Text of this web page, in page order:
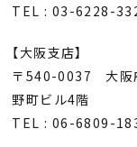
TEL : 03-6228-
【大阪支店】
〒540-0037 大阪
野町ビル4階
TEL : 06-6809-